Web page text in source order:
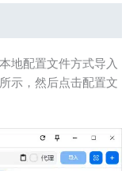
地配置文件方式导入
示，然后点击配置文